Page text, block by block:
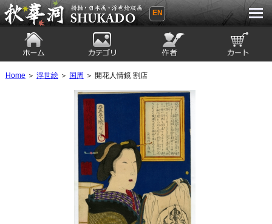
秋華洞 SHUKADO 掛軸・日本画・浮世
EN
Home ＞ 浮世絵＞ 国周 ＞ 開花人情鏡 割店